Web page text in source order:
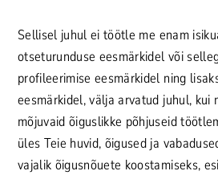
Sellisel juhul ei töötle me enam
otseturunduse eesmärkidel või
profileerimise eesmärkidel ning
eesmärkidel, välja arvatud juhul,
mõjuvaid õiguslikke põhjuseid
üles Teie huvid, õigused ja
vajalik õigusnõuete koostamiseks,